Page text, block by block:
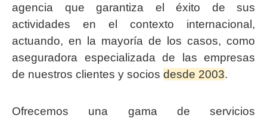
agencia que garantiza el éxito de sus
actividades en el contexto internacional,
actuando, en la mayoría de los casos, como
aseguradora especializada de las empresas
de nuestros clientes y socios desde 2003.
Ofrecemos una gama de servicios